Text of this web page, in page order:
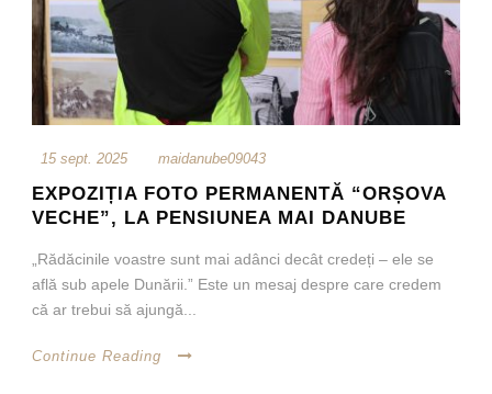
15 sept. 2025 maidanube09043
EXPOZIȚIA FOTO PERMANENTĂ “ORȘOVA
VECHE”, LA PENSIUNEA MAI DANUBE
„Rădăcinile voastre sunt mai adânci decât credeți – ele se
află sub apele Dunării.” Este un mesaj despre care credem
că ar trebui să ajungă...
Continue Reading